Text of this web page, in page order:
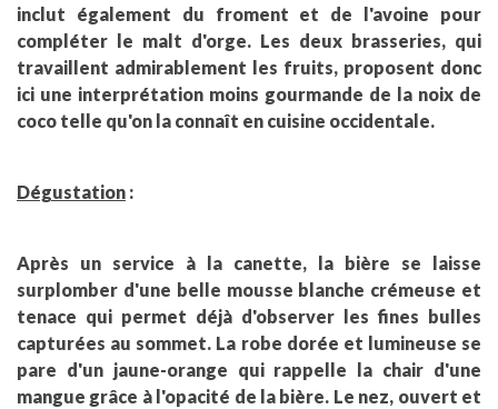
inclut également du froment et de l'avoine pour
compléter le malt d'orge. Les deux brasseries, qui
travaillent admirablement les fruits, proposent donc
ici une interprétation moins gourmande de la noix de
coco telle qu'on la connaît en cuisine occidentale.
Dégustation :
Après un service à la canette, la bière se laisse
surplomber d'une belle mousse blanche crémeuse et
tenace qui permet déjà d'observer les fines bulles
capturées au sommet. La robe dorée et lumineuse se
pare d'un jaune-orange qui rappelle la chair d'une
mangue grâce à l'opacité de la bière. Le nez, ouvert et